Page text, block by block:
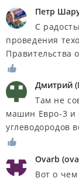
Петр
С
проведения
Правительства
Дмитрий (
Там не
машин Евро-3 и
углеводородов
Ovarb (
Вот о